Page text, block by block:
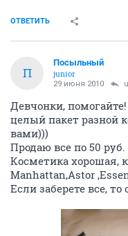
ОТВЕТИТЬ
П
Посыльный
junior
29 июня 2010
Девчонки,
целый пакет разной
вами)))
Продаю все по 50
Косметика хорошая,
Manhattan,Astor
Если заберете все, то